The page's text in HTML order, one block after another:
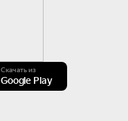
Скачать из
Google Play